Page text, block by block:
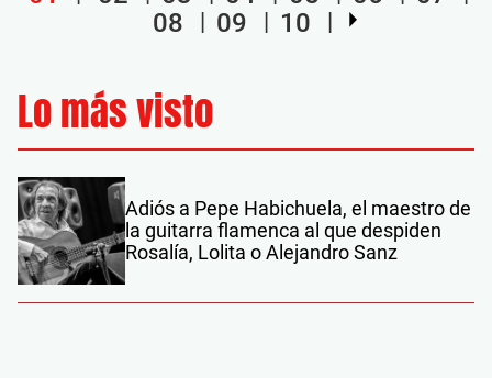
08
09 10
Lo más visto
Adiós a Pepe Habichuela, el maestro de
la guitarra flamenca al que despiden
Rosalía, Lolita o Alejandro Sanz